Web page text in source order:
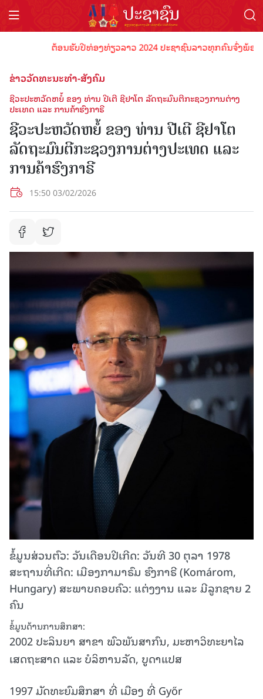
ຕ້ອນຮັບປີທ່ອງທ່ຽວລາວ 2024 ປະຊາຊົນລາວທຸກຄົນຈົ່ງພ້ອມ
ຂ່າວວັດທະນະທຳ-ສັງຄົມ
ຊີວະປະຫວັດຫຍໍ້ ຂອງ ທ່ານ ປີເຕີ ຊີຢາໂຕ ລັດຖະມົນຕີກະຊວງການຕ່າງ
ປະເທດ ແລະ ການຄ້າຮົງກາຣີ
ຊີວະປະຫວັດຫຍໍ້ ຂອງ ທ່ານ ປີເຕີ ຊີຢາໂຕ
ລັດຖະມົນຕີກະຊວງການຕ່າງປະເທດ ແລະ
ການຄ້າຮົງກາຣີ
15:50 03/02/2026
ຂໍ້ມູນສ່ວນຕົວ: ວັນເດືອນປີເກີດ: ວັນທີ 30 ຕຸລາ 1978
ສະຖານທີ່ເກີດ: ເມືອງກາມາຣົມ ຮົງກາຣີ (Komárom,
Hungary) ສະພາບຄອບຄົວ: ແຕ່ງງານ ແລະ ມີລູກຊາຍ 2
ຄົນ
ຂໍ້ມູນດ້ານການສຶກສາ:
2002 ປະລິນຍາ ສາຂາ ພົວພັນສາກົນ, ມະຫາວິທະຍາໄລ
ເສດຖະສາດ ແລະ ບໍລິຫານລັດ, ບູດາແປສ
1997 ມັດທະຍົມສຶກສາ ທີ່ ເມືອງ ທີ່ Győr